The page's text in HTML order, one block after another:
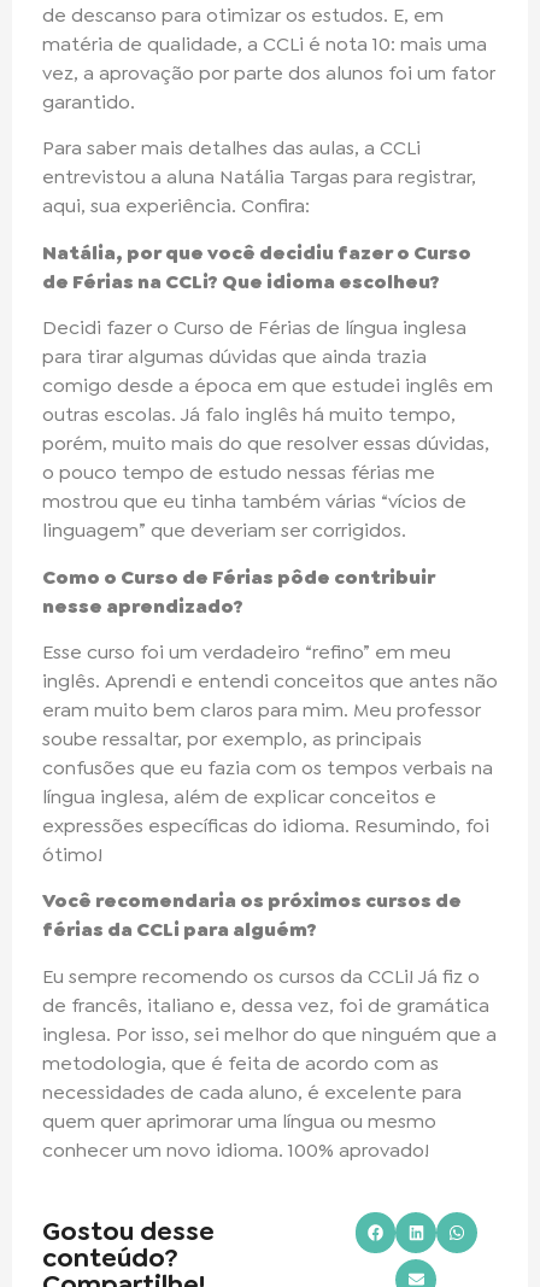
de descanso para otimizar os estudos. E, em
matéria de qualidade, a CCLi é nota 10: mais uma
vez, a aprovação por parte dos alunos foi um fator
garantido.
Para saber mais detalhes das aulas, a CCLi
entrevistou a aluna Natália Targas para registrar,
aqui, sua experiência. Confira:
Natália, por que você decidiu fazer o Curso
de Férias na CCLi? Que idioma escolheu?
Decidi fazer o Curso de Férias de língua inglesa
para tirar algumas dúvidas que ainda trazia
comigo desde a época em que estudei inglês em
outras escolas. Já falo inglês há muito tempo,
porém, muito mais do que resolver essas dúvidas,
o pouco tempo de estudo nessas férias me
mostrou que eu tinha também várias “vícios de
linguagem” que deveriam ser corrigidos.
Como o Curso de Férias pôde contribuir
nesse aprendizado?
Esse curso foi um verdadeiro “refino” em meu
inglês. Aprendi e entendi conceitos que antes não
eram muito bem claros para mim. Meu professor
soube ressaltar, por exemplo, as principais
confusões que eu fazia com os tempos verbais na
língua inglesa, além de explicar conceitos e
expressões específicas do idioma. Resumindo, foi
ótimo!
Você recomendaria os próximos cursos de
férias da CCLi para alguém?
Eu sempre recomendo os cursos da CCLi! Já fiz o
de francês, italiano e, dessa vez, foi de gramática
inglesa. Por isso, sei melhor do que ninguém que a
metodologia, que é feita de acordo com as
necessidades de cada aluno, é excelente para
quem quer aprimorar uma língua ou mesmo
conhecer um novo idioma. 100% aprovado!
Gostou desse
conteúdo?